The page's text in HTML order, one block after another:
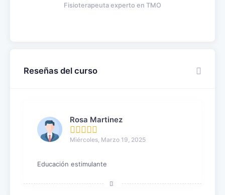
Fisioterapeuta experto en TMO
Reseñas del curso
Rosa Martinez
Miércoles, Marzo 19, 2025
Educación estimulante